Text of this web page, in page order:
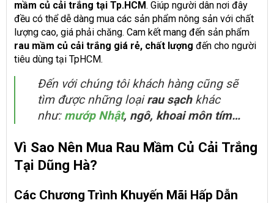
mầm củ cải trắng tại Tp.HCM. Giúp người dân nơi đây
đều có thể dễ dàng mua các sản phẩm nông sản với chất
lượng cao, giá phải chăng. Cam kết mang đến sản phẩm
rau mầm củ cải trắng giá rẻ, chất lượng đến cho người
tiêu dùng tại TpHCM.
Đến với chúng tôi khách hàng cũng sẽ
tìm được những loạirau sạchkhác
như: mướp Nhật, ngô, khoai môn tím…
Vì Sao Nên Mua Rau Mầm Củ Cải Trắng
Tại Dũng Hà?
Các Chương Trình Khuyến Mãi Hấp Dẫn